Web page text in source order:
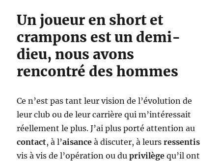
Un joueur en short et
crampons est un demi-
dieu, nous avons
rencontré des hommes
Ce n’est pas tant leur vision de l’évolution de
leur club ou de leur carrière qui m’intéressait
réellement le plus. J’ai plus porté attention au
contact, à l’aisanceà discuter, à leursressentis
vis à vis de l’opération ou duprivilègequ’il ont